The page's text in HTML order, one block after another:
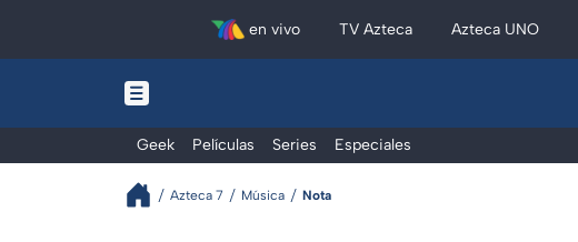
en vivo TV Azteca Azteca UNO
Geek Películas Series Especiales
Azteca 7 Música Nota